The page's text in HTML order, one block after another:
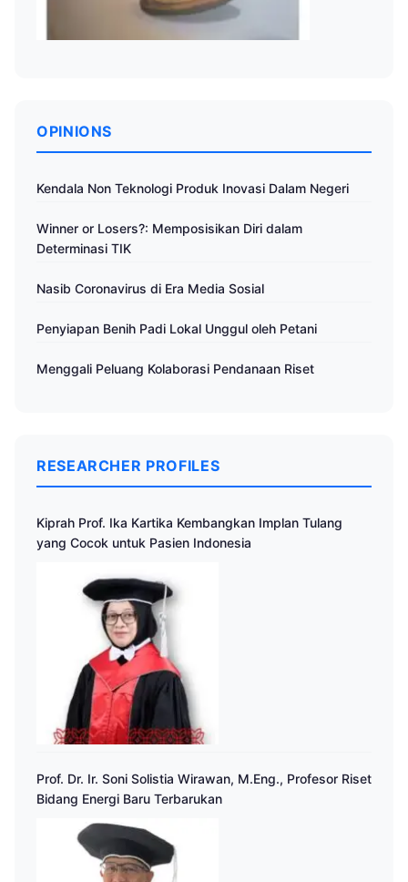
OPINIONS
Kendala Non Teknologi Produk Inovasi Dalam Negeri
Winner or Losers?: Memposisikan Diri dalam
Determinasi TIK
Nasib Coronavirus di Era Media Sosial
Penyiapan Benih Padi Lokal Unggul oleh Petani
Menggali Peluang Kolaborasi Pendanaan Riset
RESEARCHER PROFILES
Kiprah Prof. Ika Kartika Kembangkan Implan Tulang
yang Cocok untuk Pasien Indonesia
Prof. Dr. Ir. Soni Solistia Wirawan, M.Eng., Profesor Riset
Bidang Energi Baru Terbarukan